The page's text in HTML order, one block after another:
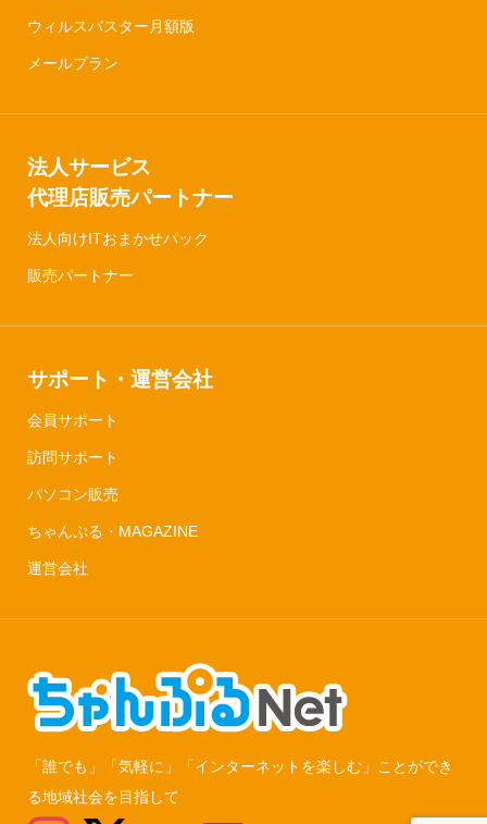
ウィルスバスター月額版
メールプラン
法人サービス
代理店販売パートナー
法人向けITおまかせパック
販売パートナー
サポート・運営会社
会員サポート
訪問サポート
パソコン販売
ちゃんぷる・MAGAZINE
運営会社
「誰でも」「気軽に」「インターネットを楽しむ」ことができ
る地域社会を目指して